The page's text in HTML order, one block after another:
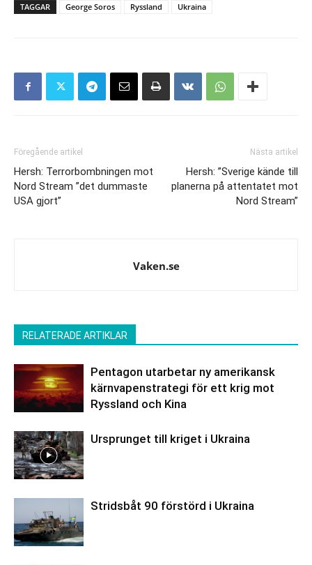
TAGGAR George Soros Ryssland Ukraina
Föregående artikel
Hersh: Terrorbombningen mot
Nord Stream ”det dummaste
USA gjort”
Nästa artikel
Hersh: ”Sverige kände till
planerna på attentatet mot
Nord Stream”
Vaken.se
RELATERADE ARTIKLAR
Pentagon utarbetar ny amerikansk
kärnvapenstrategi för ett krig mot
Ryssland och Kina
Ursprunget till kriget i Ukraina
Stridsbåt 90 förstörd i Ukraina